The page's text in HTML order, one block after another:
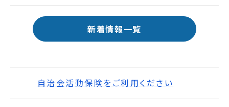
新着情報一覧
自治会活動保険をご利用ください